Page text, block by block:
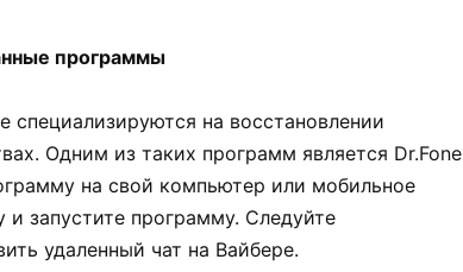
программы
на восстановлении
Одним из таких программ является Dr.Fone
на свой компьютер или мобильное
запустите программу. Следуйте
удаленный чат на Вайбере.